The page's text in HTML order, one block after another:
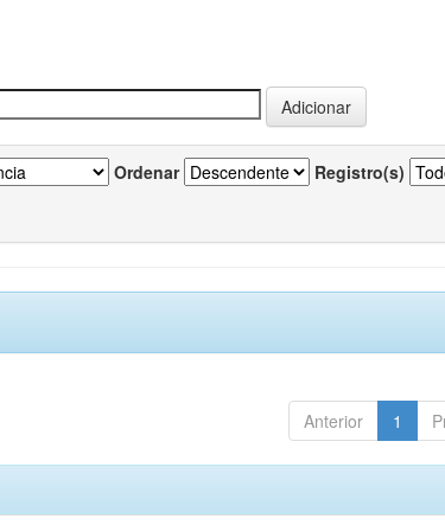
Ordenar Registro(s)
Anterior 1